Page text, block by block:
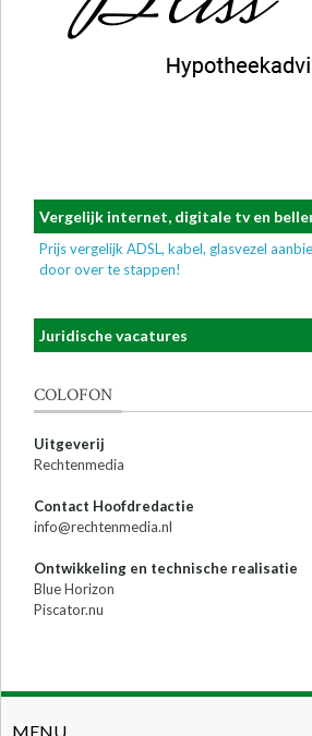
Vergelijk internet, digitale tv en
Prijs vergelijk ADSL, kabel, glasvezel
door over te stappen!
Juridische vacatures
COLOFON
Uitgeverij
Rechtenmedia
Contact Hoofdredactie
info@rechtenmedia.nl
Ontwikkeling en technische realisatie
Blue Horizon
Piscator.nu
MENU